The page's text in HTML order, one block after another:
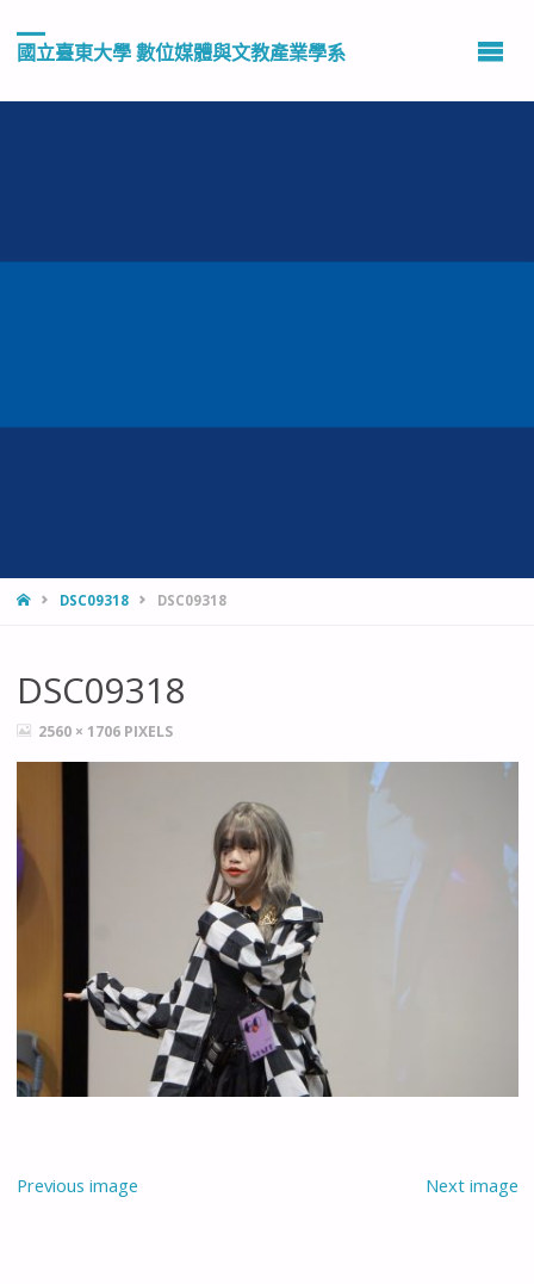
國立臺東大學 數位媒體與文教產業學系
HOMEDSC09318 DSC09318
DSC09318
FULL2560 × 1706 PIXELS
Previous image Next image